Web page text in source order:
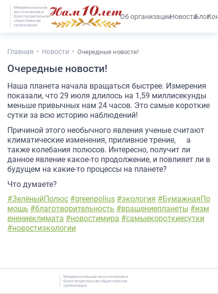
Межрегиональная
экологическая и
благотворительная
общественная
организация
#25536 (без названия)Об организацииНовостиБлог
Главная Новости Очередные новости!
Очередные новости!
Наша планета начала вращаться быстрее. Измерения
показали, что 29 июля длилось на 1,59 миллисекунды
меньше привычных нам 24 часов. Это самые короткие
сутки за всю историю наблюдений!
Причиной этого необычного явления ученые считают
климатические изменения, приливное трение,
а
также колебания полюсов. Интересно, получит ли
данное явление какое-то продолжение, и повлияет ли в
будущем на какие-то процессы на планете?
Что думаете?
#ЗелёныйПолюс #greenpolius #экология #БумажнаяПо
мощь #благотворительность #вращениепланеты #изм
енениеклимата #новостимира #самыекороткиесутки
#новостиэкологии
Межрегиональная экологическая и
благотворительная общественная
организация